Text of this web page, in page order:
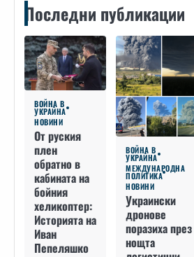
Последни публикации
ВОЙНА В
УКРАЙНА
НОВИНИ
От руския
плен
обратно в
кабината на
бойния
хеликоптер:
Историята на
Иван
Пепеляшко
ВОЙНА В
УКРАЙНА
МЕЖДУНАРОДНА
ПОЛИТИКА
НОВИНИ
Украински
дронове
поразиха през
нощта